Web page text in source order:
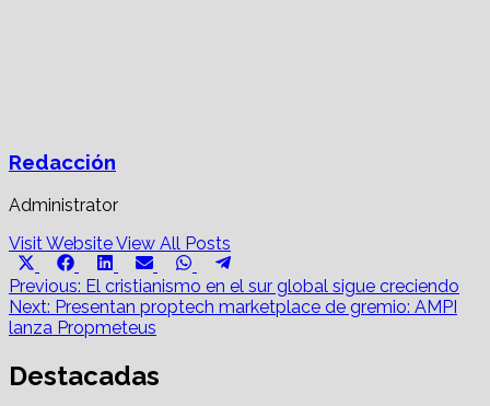
Redacción
Administrator
Visit WebsiteView All Posts
Share
on
(Twitter)
Share
on
Facebook
Share
on
LinkedIn
Share
on
Email
Share
on
WhatsApp
on
Post
navigation
Previous: El cristianismo en el sur global sigue creciendo
Next: Presentan proptech marketplace de gremio: AMPI
lanza Propmeteus
Destacadas